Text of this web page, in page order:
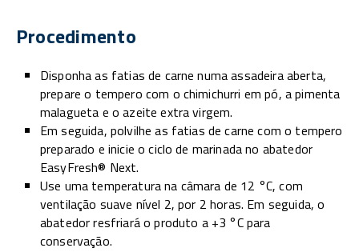
Procedimento
Disponha as fatias de carne numa assadeira aberta,
prepare o tempero com o chimichurri em pó, a pimenta
malagueta e o azeite extra virgem.
Em seguida, polvilhe as fatias de carne com o tempero
preparado e inicie o ciclo de marinada no abatedor
EasyFresh® Next.
Use uma temperatura na câmara de 12 °C, com
ventilação suave nível 2, por 2 horas. Em seguida, o
abatedor resfriará o produto a +3 °C para
conservação.